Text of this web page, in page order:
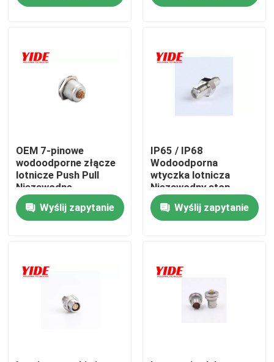
Dom
Łączność
Złącze samochodu elektrycznego
Złącze rowerowe E
Złącze akumulatora Ebike
Złącze akumulatora skutera
OEM 7-pinowe
wodoodporne złącze
lotnicze Push Pull
Niezawodne
samoblokujące
Wyślij zapytanie
IP65 / IP68
Wodoodporna
wtyczka lotnicza
Niezawodny stop
miedzi
Wyślij zapytanie